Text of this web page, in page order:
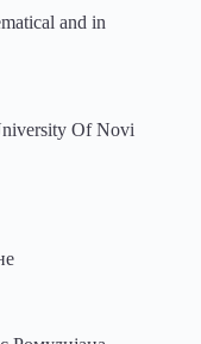
and in
Of Novi